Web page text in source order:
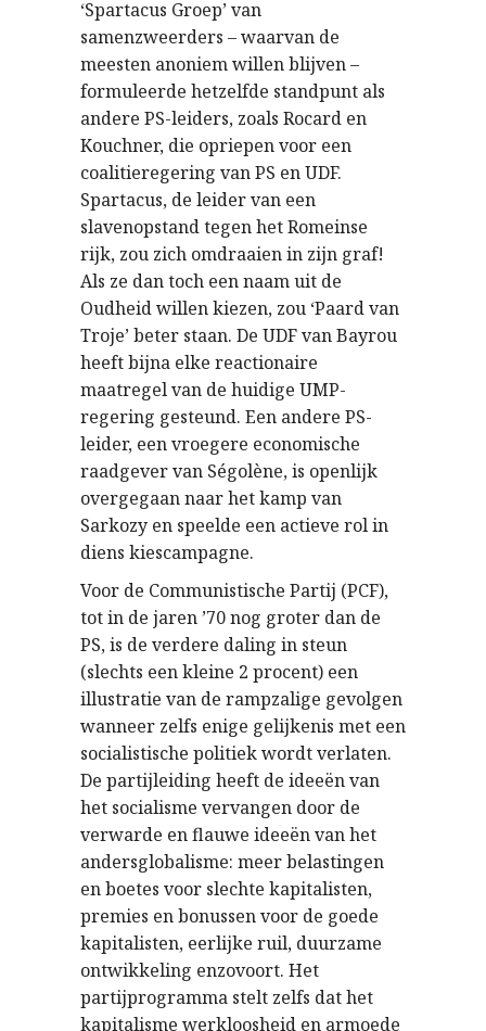
‘Spartacus Groep’ van
samenzweerders – waarvan de
meesten anoniem willen blijven –
formuleerde hetzelfde standpunt als
andere PS-leiders, zoals Rocard en
Kouchner, die opriepen voor een
coalitieregering van PS en UDF.
Spartacus, de leider van een
slavenopstand tegen het Romeinse
rijk, zou zich omdraaien in zijn graf!
Als ze dan toch een naam uit de
Oudheid willen kiezen, zou ‘Paard van
Troje’ beter staan. De UDF van Bayrou
heeft bijna elke reactionaire
maatregel van de huidige UMP-
regering gesteund. Een andere PS-
leider, een vroegere economische
raadgever van Ségolène, is openlijk
overgegaan naar het kamp van
Sarkozy en speelde een actieve rol in
diens kiescampagne.
Voor de Communistische Partij (PCF),
tot in de jaren ’70 nog groter dan de
PS, is de verdere daling in steun
(slechts een kleine 2 procent) een
illustratie van de rampzalige gevolgen
wanneer zelfs enige gelijkenis met een
socialistische politiek wordt verlaten.
De partijleiding heeft de ideeën van
het socialisme vervangen door de
verwarde en flauwe ideeën van het
andersglobalisme: meer belastingen
en boetes voor slechte kapitalisten,
premies en bonussen voor de goede
kapitalisten, eerlijke ruil, duurzame
ontwikkeling enzovoort. Het
partijprogramma stelt zelfs dat het
kapitalisme werkloosheid en armoede